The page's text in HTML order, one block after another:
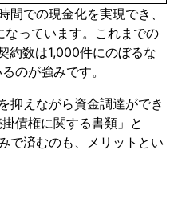
間での現金化を実現でき、
っています。これまでの
約数は1,000件にのぼるな
のが強みです。
抑えながら資金調達ができ
債権に関する書類」と
で済むのも、メリットとい